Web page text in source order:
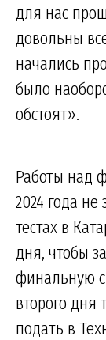
для нас
довольны
начались
было
обстоят».
Работы над
2024 года
тестах в
дня, чтобы
финальную
второго дня
подать в